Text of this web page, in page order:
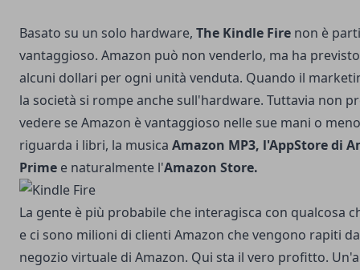
Basato su un solo hardware, The Kindle Fire non è
vantaggioso. Amazon può non venderlo, ma ha
alcuni dollari per ogni unità venduta. Quando il
la società si rompe anche sull'hardware. Tuttavia non
vedere se Amazon è vantaggioso nelle sue mani o
riguarda i libri, la musica Amazon MP3, l'AppStore di
Prime e naturalmente l'Amazon Store.
La gente è più probabile che interagisca con qualcosa
e ci sono milioni di clienti Amazon che vengono rapiti
negozio virtuale di Amazon. Qui sta il vero profitto.